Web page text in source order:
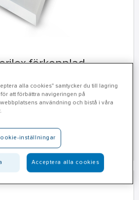
förkopplad
på kopplings- och apparatdosor,
sockellister.
alla cookies" samtycker du till lagring
att förbättra navigeringen på
användning och bistå i våra
inställningar
Acceptera alla cookies